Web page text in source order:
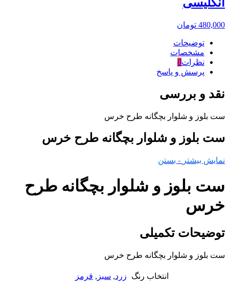
480,000 تومان
توضیحات
مشخصات
نظرات0
پرسش و پاسخ
نقد و بررسی
ست بلوز و شلوار بچگانه طرح خرس
ست بلوز و شلوار بچگانه طرح خرس
نمایش بیشتر - بستن
ست بلوز و شلوار بچگانه طرح
خرس
توضیحات تکمیلی
ست بلوز و شلوار بچگانه طرح خرس
انتخاب رنگ زرد, سبز , قرمز